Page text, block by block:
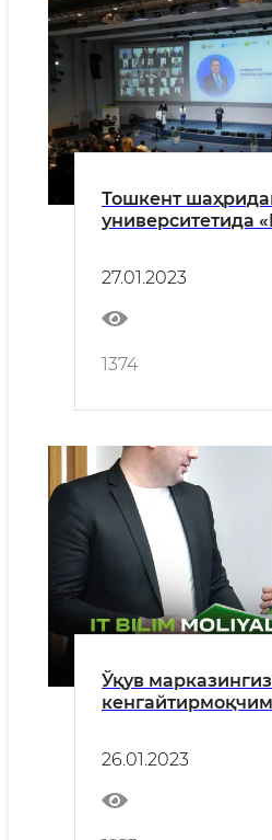
Тошкент
университетида
бўлиб ўтди
27.01.2023
1374
Ўқув
26.01.2023